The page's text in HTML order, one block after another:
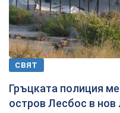
СВЯТ
Гръцката полиция
остров Лесбос в нов